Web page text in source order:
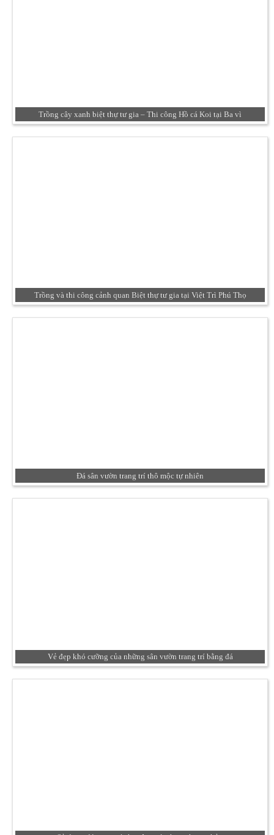
Trồng cây xanh biệt thự tư gia – Thi công Hồ cá Koi tại Ba vì
Trồng và thi công cảnh quan Biệt thự tư gia tại Việt Trì Phú Thọ
Đá sân vườn trang trí thô mộc tự nhiên
Vẻ đẹp khó cưỡng của những sân vườn trang trí bằng đá